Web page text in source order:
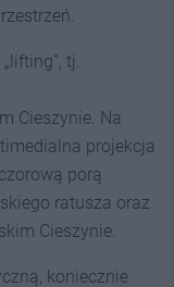
tj.
Cieszynie. Na
projekcja
porą
ratusza oraz
Cieszynie.
koniecznie